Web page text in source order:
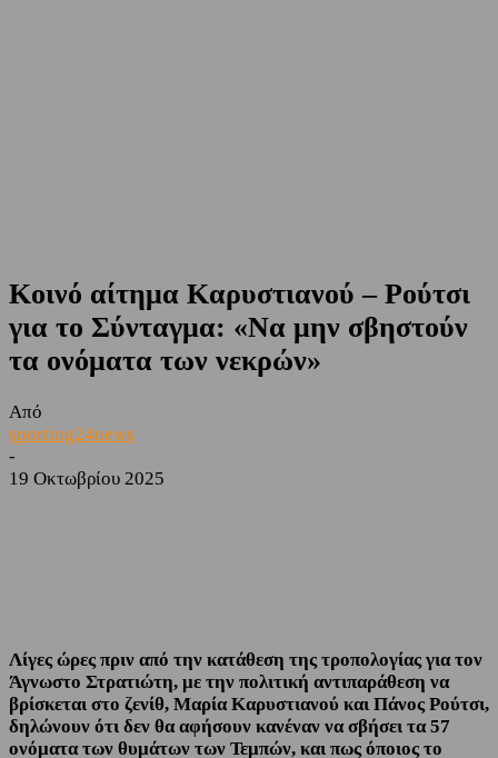
Κοινό αίτημα Καρυστιανού – Ρούτσι
για το Σύνταγμα: «Να μην σβηστούν
τα ονόματα των νεκρών»
Από
sporting24news
-
19 Οκτωβρίου 2025
Λίγες ώρες πριν από την κατάθεση της τροπολογίας για τον
Άγνωστο Στρατιώτη, με την πολιτική αντιπαράθεση να
βρίσκεται στο ζενίθ, Μαρία Καρυστιανού και Πάνος Ρούτσι,
δηλώνουν ότι δεν θα αφήσουν κανέναν να σβήσει τα 57
ονόματα των θυμάτων των Τεμπών, και πως όποιος το